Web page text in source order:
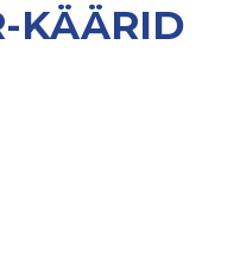
KÄÄRID